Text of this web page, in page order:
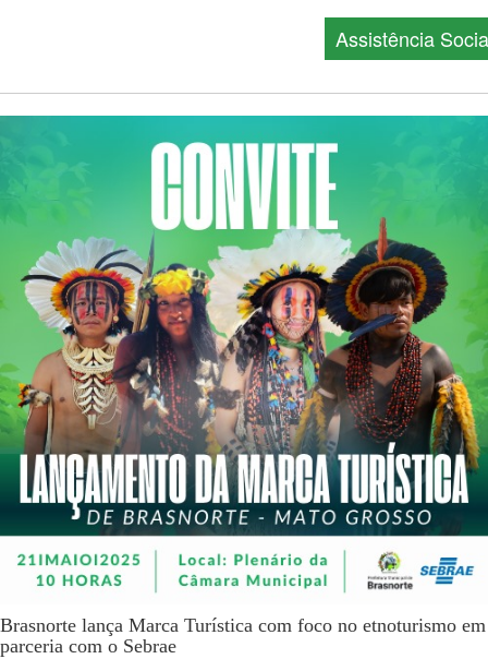
Assistência
Brasnorte lança Marca Turística com foco no etnoturismo em
parceria com o Sebrae